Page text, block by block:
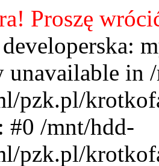
Proszę
unavailable in
pzk.pl/
#0 /mnt/hdd-
pzk.pl/